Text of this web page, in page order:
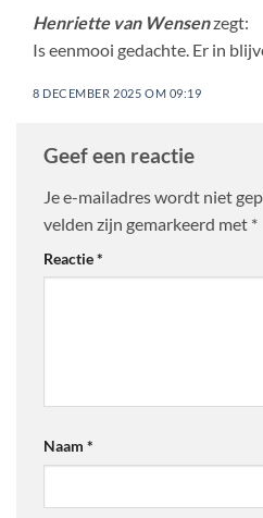
Henriette van Wensenzegt:
Is eenmooi gedachte. Er in
8 DECEMBER 2025 OM 09:19
Geef een reactie
Je e-mailadres wordt niet
velden zijn gemarkeerd met *
Reactie*
Naam *